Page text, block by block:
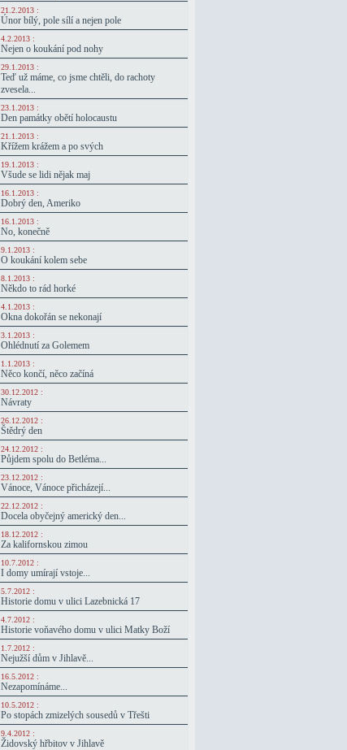
21.2.2013 :
Únor bílý, pole sílí a nejen pole
4.2.2013 :
Nejen o koukání pod nohy
29.1.2013 :
Teď už máme, co jsme chtěli, do rachoty
zvesela...
23.1.2013 :
Den památky obětí holocaustu
21.1.2013 :
Křížem krážem a po svých
19.1.2013 :
Všude se lidi nějak maj
16.1.2013 :
Dobrý den, Ameriko
16.1.2013 :
No, konečně
9.1.2013 :
O koukání kolem sebe
8.1.2013 :
Někdo to rád horké
4.1.2013 :
Okna dokořán se nekonají
3.1.2013 :
Ohlédnutí za Golemem
1.1.2013 :
Něco končí, něco začíná
30.12.2012 :
Návraty
26.12.2012 :
Štědrý den
24.12.2012 :
Půjdem spolu do Betléma...
23.12.2012 :
Vánoce, Vánoce přicházejí...
22.12.2012 :
Docela obyčejný americký den...
18.12.2012 :
Za kalifornskou zimou
10.7.2012 :
I domy umírají vstoje...
5.7.2012 :
Historie domu v ulici Lazebnická 17
4.7.2012 :
Historie voňavého domu v ulici Matky Boží
1.7.2012 :
Nejužší dům v Jihlavě...
16.5.2012 :
Nezapomínáme...
10.5.2012 :
Po stopách zmizelých sousedů v Třešti
9.4.2012 :
Židovský hřbitov v Jihlavě